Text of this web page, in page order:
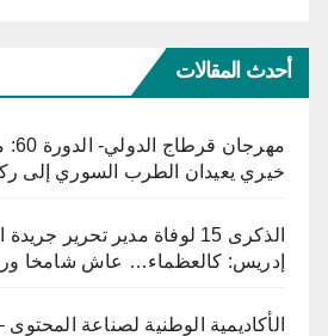
أحدث المقالات
خيري يعيدان الطرب السوري إلى
الذكرى 15 لوفاة مدير تحرير
إدريس: كالعظماء… عاش شامخا
الأكاديمية الوطنية لصناعة